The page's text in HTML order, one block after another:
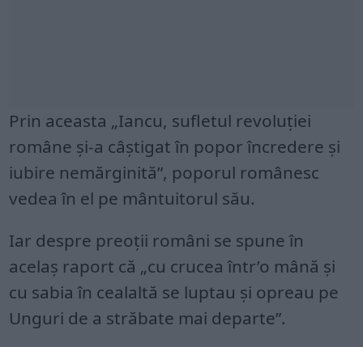
Prin aceasta „Iancu, sufletul revoluţiei
române şi-a câştigat în popor încredere şi
iubire nemărginită”, poporul românesc
vedea în el pe mântuitorul său.
Iar despre preoţii români se spune în
acelaş raport că „cu crucea într’o mână şi
cu sabia în cealaltă se luptau şi opreau pe
Unguri de a străbate mai departe”.